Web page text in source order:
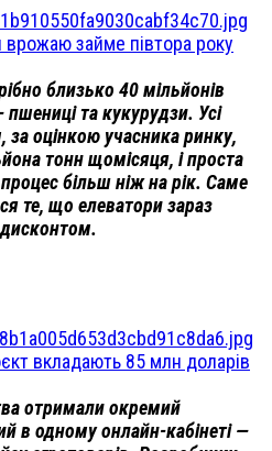
займе півтора року
близько 40 мільйонів
та кукурудзи. Усі
оцінкою учасника ринку,
тонн щомісяця, і проста
більш ніж на рік. Саме
те, що елеватори зараз
вкладають 85 млн доларів
отримали окремий
в одному онлайн-кабінеті —